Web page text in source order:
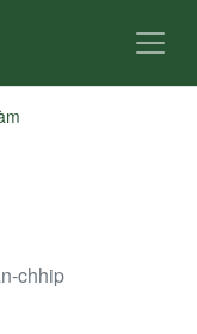
chhip